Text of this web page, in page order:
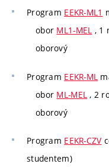
Program EEKR-ML1
obor ML1-MEL , 1
oborový
Program EEKR-ML
obor ML-MEL , 2
oborový
Program EEKR-CZV
studentem)